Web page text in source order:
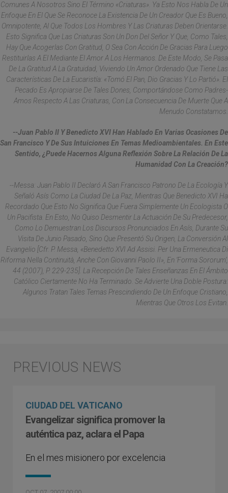
Comunes A Nosotros Sino El Término «criaturas». Ya Esto Nos Habla De Un
Enfoque En El Que Se Reconoce La Existencia De Un Creador Que Es Bueno,
Omnipotente, Al Que Todos Los Hombres Y Las Criaturas Deben Orientarse.
Esto Significa Que Las Criaturas Son Un Don Del Señor Y Que, Como Tales,
Hay Que Acogerlas Con Gratitud, O Sea Con Acción De Gracias Para Luego
Restituirlas A El Mediante El Amor A Los Hermanos. De Este Modo, Se Pasa
De La Gratitud A La Gratuidad, Viviendo Un Amor Ordenado Que Tiene Las
Características De La Eucaristía: «Tomó El Pan, Dio Gracias Y Lo Partió». El
Pecado Es Apropiarse De Tales Dones, Comportándose Como Padres-
Amos Respecto A Las Criaturas, Con La Consecuencia De Muerte Que A
Menudo Constatamos.
--Juan Pablo II Y Benedicto XVI Han Hablado En Varias Ocasiones De
San Francisco Y De Sus Intuiciones En Temas Medioambientales. En Este
Sentido, ¿puede Hacernos Alguna Reflexión Sobre La Relación De La
Humanidad Con La Creación?
--Messa: Juan Pablo II Declaró A San Francisco Patrono De La Ecología Y
Señaló Asís Como La Ciudad De La Paz, Mientras Que Benedicto XVI Ha
Recordado Que Esto No Significa Que Fuera Simplemente Un Ecologista O
Un Pacifista. En Esto, No Quiso Desmentir La Actuación De Su Predecesor,
Como Lo Demuestran Los Discursos Pronunciados En Asís, Durante Su
Visita De Junio Pasado, Sino Que Presentó Su Origen, La Conversión Al
Evangelio [cfr. P. Messa, «Benedetto XVI Ad Assisi. Per Una Ermeneutica Di
Riforma Nella Continuità, Anche Con Giovanni Paolo II», En ‘Forma Sororum’,
44 (2007), P. 229-235]. La Recepción De Tales Enseñanzas En El Ámbito
Católico Ciertamente No Ha Terminado. Se Advierte Una Doble Postura:
Algunos Tratan Tales Temas Prescindiendo De Un Enfoque Cristiano,
Mientras Que Otros Los Evitan.
CIUDAD DEL VATICANO
Evangelizar significa promover la
auténtica paz, aclara el Papa
En el mes misionero por excelencia